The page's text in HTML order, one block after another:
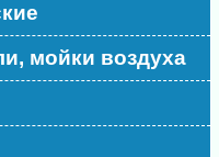
мойки воздуха